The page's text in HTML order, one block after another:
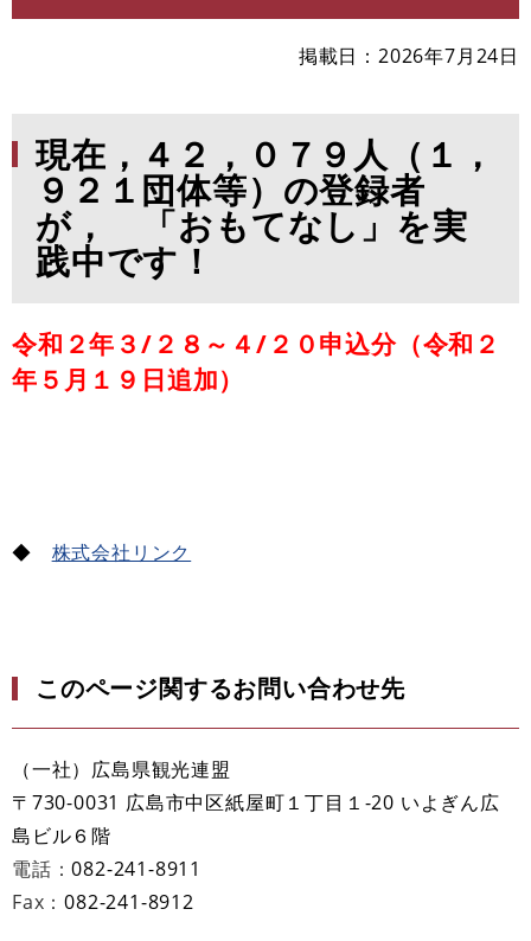
掲載日 2026年7月24日
現在，４２，０７９人（１ ，
９２１団体等）の登録者
が， 「おもてなし」を実
践中です！
令和２年３/２８～４/２０申込分（令和２
年５月１９日追加）
◆ 株式会社リンク
このページ関するお問い合わせ先
（一社）広島県観光連盟
〒730-0031 広島市中区紙屋町１丁目１-20​ いよぎん広
島ビル６階​
電話：082-241-8911​
Fax：082-241-8912​